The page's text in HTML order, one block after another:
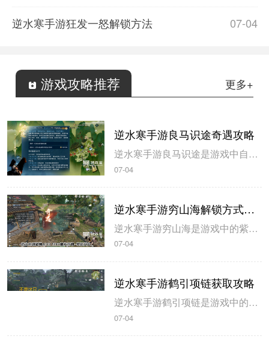
07-04
逆水寒手游狂发一怒解锁方法
游戏攻略推荐 更多+
逆水寒手游良马识途奇遇攻略
逆水寒手游良马识途是游戏中自动寻路的奇遇攻略，玩家解锁以后即可开始自动寻路，米葫芦小编带来逆水寒手游良马识途奇遇攻略，一起来看看吧。逆水寒手游良马识途奇遇攻略1、选择将某一张地图的熟识度跑到100%，这里需要不停的做探索小任务和骑马奔跑。地图的熟识度在左下角查看。2、熟识度达到100%后即可触发良...
07-04
逆水寒手游穷山海解锁方式攻略
逆水寒手游穷山海是游戏中的紫色装备，玩家在开服第三天就可以拿到，米葫芦小编带来逆水寒手游穷山海解锁方式攻略，希望可以帮到大家。逆水寒手游穷山海解锁方式攻略1、首先来到磁州433 990触发奇遇-驿站灭火，灭火后，拾取烧火棍。完成奇遇后获得1件穷山海装备和线索。2、前往汴京943 1091对话唐铸。...
07-04
逆水寒手游鹤引项链获取攻略
逆水寒手游鹤引项链是游戏中的55级紫色装备，玩家可以通过不同的坐标完成小游戏获得，米葫芦小编带来逆水寒手游鹤引项链获取攻略，一起来看看吧。逆水寒手游鹤引项链获取攻略1、在山清山完成同样的探索小游戏驭鹤七次即可获得。2、注意这七哥小游戏都是一样的流程，在规定的时间内触碰4朵花即可完成。3、坐标分别在...
07-04